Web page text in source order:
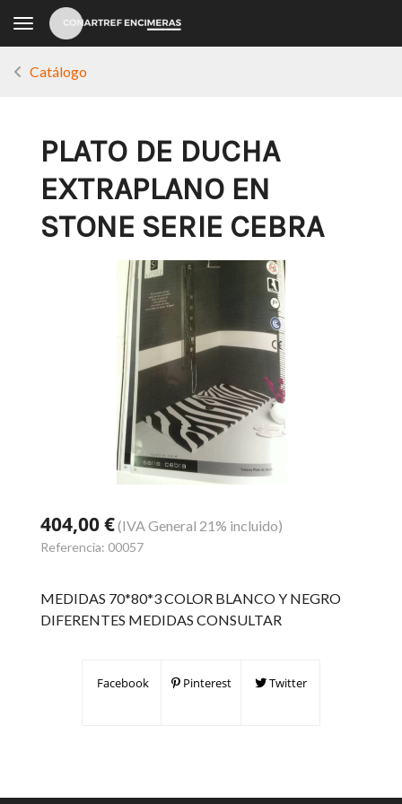
Toggle navigation
Catálogo
PLATO DE DUCHA
EXTRAPLANO EN
STONE SERIE CEBRA
404,00 €(IVA General 21% incluido)
Referencia: 00057
MEDIDAS 70*80*3 COLOR BLANCO Y NEGRO
DIFERENTES MEDIDAS CONSULTAR
Facebook Pinterest Twitter